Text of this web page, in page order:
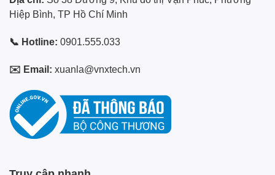
Hiệp Bình, TP Hồ Chí Minh
📞 Hotline: 0901.555.033
✉️ Email: xuanla@vnxtech.vn